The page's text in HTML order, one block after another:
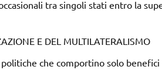
tra singoli stati entro la
E DEL MULTILATERALISMO
politiche che comportino solo